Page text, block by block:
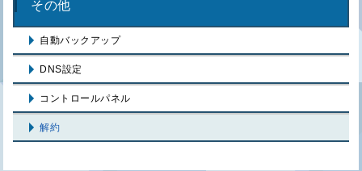
その他
自動バックアップ
DNS設定
コントロールパネル
解約